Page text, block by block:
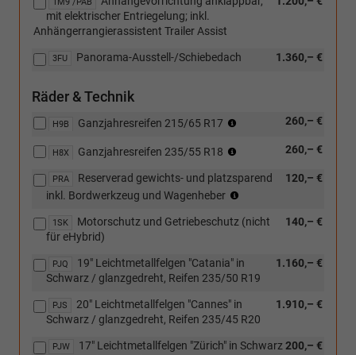
Verbindung
mit:
[RBJ]
Paket
1M9 /PAB
mit elektrischer Entriegelung; inkl.
Anhängerrangierassistent Trailer Assist
3FU 1.360,– €
Panorama-Ausstell-/Schiebedach
Räder & Technik
H9B 260,– €
Ganzjahresreifen 215/65 R17
Verbindung
[PJN]
"Napoli",
Leichtmetallfelgen
[PJQ]
19"
"Catania",
H8X 260,– €
Ganzjahresreifen 235/55 R18
Verbindung
18"
PRA 120,– €
Reserverad gewichts- und platzsparend
inkl. Bordwerkzeug und Wagenheber
eHybrid)
1SK 140,– €
Motorschutz und Getriebeschutz (nicht
für eHybrid)
PJQ 1.160,– €
19" Leichtmetallfelgen "Catania" in
Schwarz / glanzgedreht, Reifen 235/50 R19
PJS 1.910,– €
20" Leichtmetallfelgen "Cannes" in
Schwarz / glanzgedreht, Reifen 235/45 R20
PJW 200,– €
17" Leichtmetallfelgen "Zürich" in Schwarz